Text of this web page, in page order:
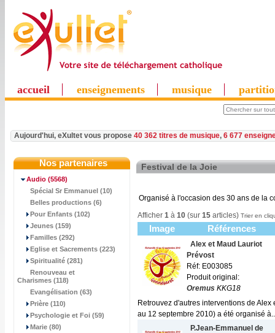
accueil enseignements musique
Aujourd'hui, eXultet vous propose 40 362 titres de musique, 6 677
Nos partenaires
Audio (5568)
Spécial Sr Emmanuel (10)
Belles productions (6)
Pour Enfants (102)
Jeunes (159)
Familles (292)
Eglise et Sacrements (223)
Spiritualité (281)
Renouveau et
Charismes (118)
Evangélisation (63)
Prière (110)
Psychologie et Foi (59)
Marie (80)
Festival de la Joie
Organisé à l'occasion des 30 ans de la
Afficher 1 à 10 (sur 15 articles) Trier en
Image Références
Alex et Maud Lauriot
Prévost
Réf: E003085
Produit original:
Oremus KKG18
Retrouvez d'autres interventions de
au 12 septembre 2010) a été organisé
P.Jean-Emmanuel de